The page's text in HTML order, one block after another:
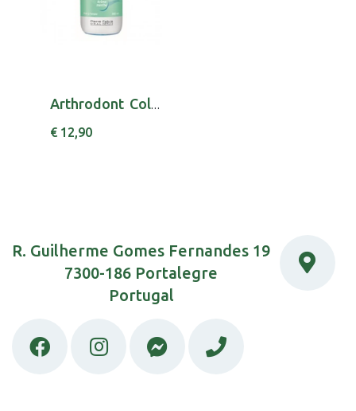
Arthrodont Colut Gengival 300ml
€ 12,90
R. Guilherme Gomes Fernandes 19
7300-186 Portalegre
Portugal